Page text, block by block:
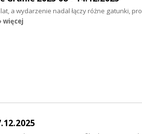
a wydarzenie nadal łączy różne gatunki,
więcej